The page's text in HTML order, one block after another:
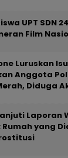
UPT SDN
Film
Luruskan
Anggota
Diduga
Laporan
Rumah yang